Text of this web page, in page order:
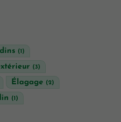
(1)
(3)
Élagage (2)
(1)